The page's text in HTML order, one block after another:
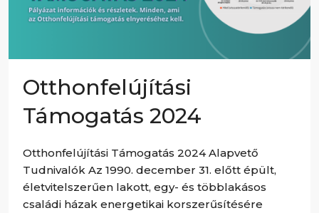
Otthonfelújítási
Támogatás 2024
Otthonfelújítási Támogatás 2024 Alapvető
Tudnivalók Az 1990. december 31. előtt épült,
életvitelszerűen lakott, egy- és többlakásos
családi házak energetikai korszerűsítésére